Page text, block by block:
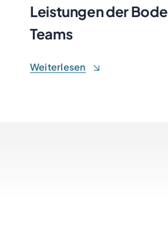
Leistungen der
Teams
Weiterlesen